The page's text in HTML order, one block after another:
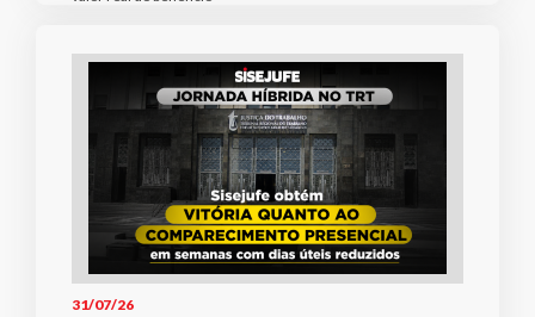
31/07/26